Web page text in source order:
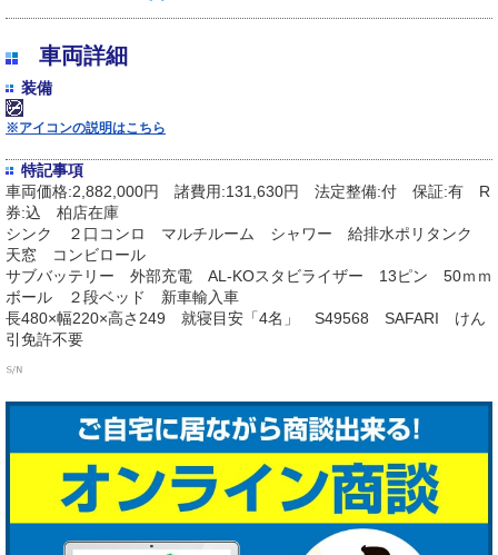
車両詳細
装備
※アイコンの説明はこちら
特記事項
車両価格:2,882,000円 諸費用:131,630円 法定整備:付 保証:有 R
券:込 柏店在庫
シンク ２口コンロ マルチルーム シャワー 給排水ポリタンク
天窓 コンビロール
サブバッテリー 外部充電 AL-KOスタビライザー 13ピン 50ｍｍ
ボール ２段ベッド 新車輸入車
長480×幅220×高さ249 就寝目安「4名」 S49568 SAFARI けん
引免許不要